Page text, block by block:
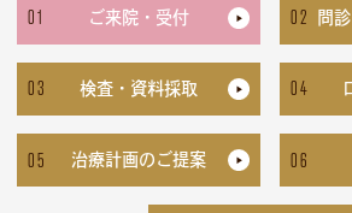
01 ご来院・受付 02 問
03 検査・資料採取 04
05 治療計画のご提案 06